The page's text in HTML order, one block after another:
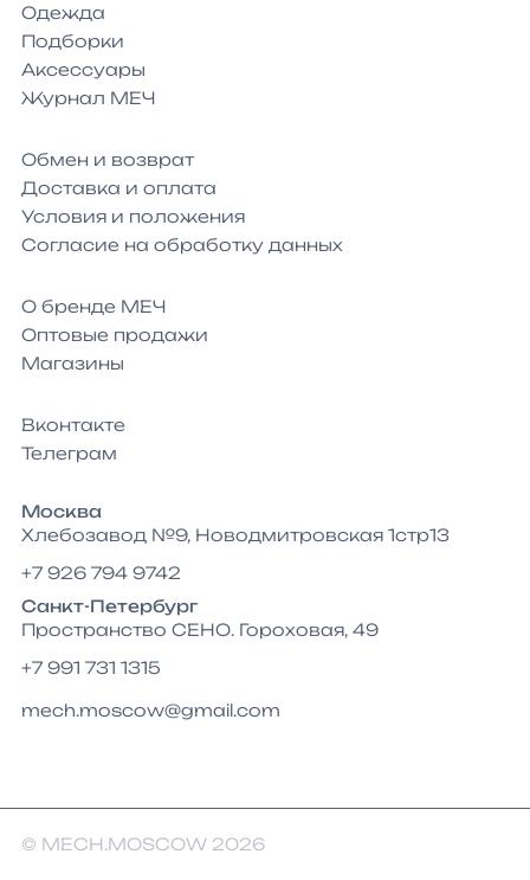
Одежда
Подборки
Аксессуары
Журнал МЕЧ
Обмен и возврат
Доставка и оплата
Условия и положения
Согласие на обработку данных
О бренде МЕЧ
Оптовые продажи
Магазины
Вконтакте
Телеграм
Москва
Хлебозавод №9, Новодмитровская 1стр13
+7 926 794 9742
Санкт-Петербург
Пространство СЕНО. Гороховая, 49
+7 991 731 1315
mech.moscow@gmail.com
© MECH.MOSCOW 2026